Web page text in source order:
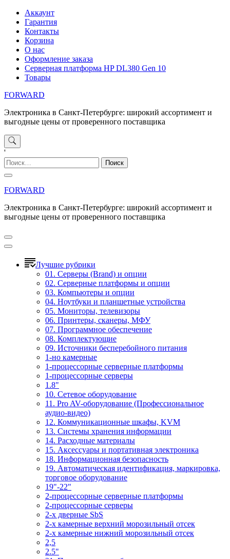
Перейти
содержимому
Аккаунт
Гарантия
Контакты
Корзина
О нас
Оформление заказа
Серверная платформа HP DL380 Gen 10
Товары
FORWARD
Электроника в Санкт-Петербурге: широкий ассортимент и
выгодные цены от проверенного поставщика
'
Найти:
FORWARD
Электроника в Санкт-Петербурге: широкий ассортимент и
выгодные цены от проверенного поставщика
Лучшие рубрики
01. Серверы (Brand) и опции
02. Серверные платформы и опции
03. Компьютеры и опции
04. Ноутбуки и планшетные устройства
05. Мониторы, телевизоры
06. Принтеры, сканеры, МФУ
07. Программное обеспечение
08. Комплектующие
09. Источники бесперебойного питания
1-но камерные
1-процессорные серверные платформы
1-процессорные серверы
1.8"
10. Сетевое оборудование
11. Pro AV-оборудование (Профессиональное
аудио-видео)
12. Коммуникационные шкафы, KVM
13. Системы хранения информации
14. Расходные материалы
15. Аксессуары и портативная электроника
18. Информационная безопасность
19. Автоматическая идентификация, маркировка,
торговое оборудование
19"-22"
2-процессорные серверные платформы
2-процессорные серверы
2-х дверные SbS
2-х камерные верхний морозильный отсек
2-х камерные нижний морозильный отсек
2,5
2.5"